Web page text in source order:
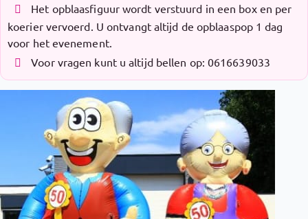
Het opblaasfiguur wordt verstuurd in een box en per
koerier vervoerd. U ontvangt altijd de opblaaspop 1 dag
voor het evenement.
Voor vragen kunt u altijd bellen op: 0616639033